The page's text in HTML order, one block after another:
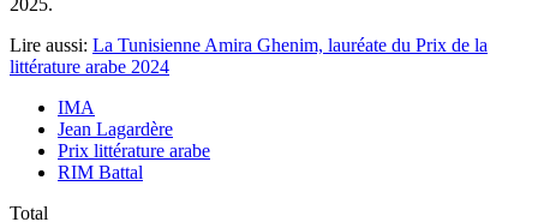
2025.
Lire aussi: La Tunisienne Amira Ghenim, lauréate du Prix de la
littérature arabe 2024
IMA
Jean Lagardère
Prix littérature arabe
RIM Battal
Total